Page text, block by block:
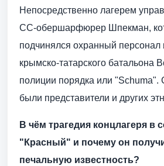
Непосредственно лагерем
СС-обершарфюрер Шпекман,
подчинялся охранный персонал
крымско-татарского батальона
полиции порядка или "Schuma".
были представители и других
В чём трагедия концлагеря в
"Красный" и почему он
печальную известность?